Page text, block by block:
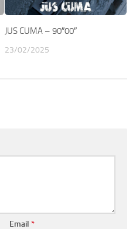
JUS CUMA – 90″00″
23/02/2025
Email *